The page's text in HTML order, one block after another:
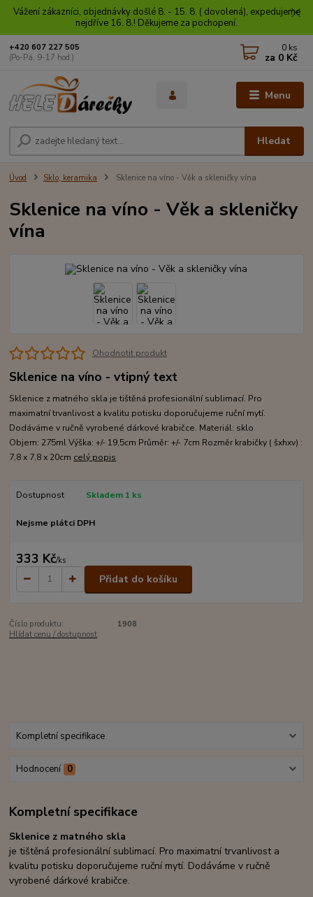
Vážení zákazníci, objednávky došlé 8. - 15. 8. ( dovolená), expedujeme
nejdříve 16. 8.! Děkujeme za pochopení.
Menu
Hledat
+420 607 227 505
(Po-Pá, 9-17 hod.)
0 ks
za 0 Kč
Úvod Sklo, keramika Sklenice na víno - Věk a skleničky vína
Sklenice na víno - Věk a skleničky
vína
Ohodnotit produkt
Sklenice na víno - vtipný text
Sklenice z matného skla je tištěná profesionální sublimací. Pro
maximatní trvanlivost a kvalitu potisku doporučujeme ruční mytí.
Dodáváme v ručně vyrobené dárkové krabičce. Materiál: sklo
Objem: 275ml Výška: +/- 19,5cm Průměr: +/- 7cm Rozměr krabičky ( šxhxv) :
7,8 x 7,8 x 20cm celý popis
Dostupnost Skladem 1 ks
Nejsme plátci DPH
333 Kč/ks
Přidat do košíku
Číslo produktu:
1908
Hlídat cenu / dostupnost
Kompletní specifikace
Hodnocení 0
Kompletní specifikace
Sklenice z matného skla
je tištěná profesionální sublimací. Pro maximatní trvanlivost a
kvalitu potisku doporučujeme ruční mytí. Dodáváme v ručně
vyrobené dárkové krabičce.